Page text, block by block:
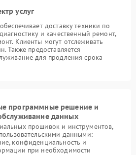
услуг
доставку техники по
и качественный ремонт,
Клиенты могут отслеживать
Также предоставляется
для продления срока
программные решение и
данных
прошивок и инструментов,
данными:
конфиденциальность и
при необходимости